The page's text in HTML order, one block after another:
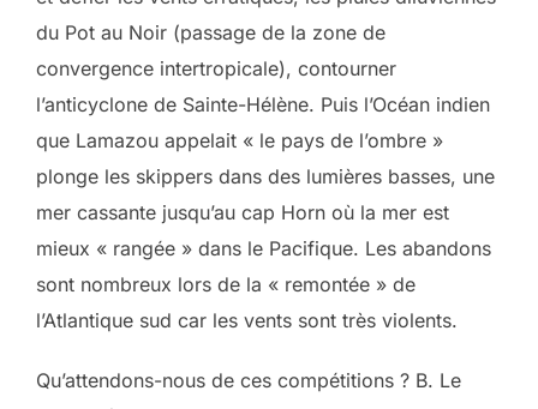
du Pot au Noir (passage de la zone de
convergence intertropicale), contourner
l’anticyclone de Sainte-Hélène. Puis l’Océan indien
que Lamazou appelait « le pays de l’ombre »
plonge les skippers dans des lumières basses, une
mer cassante jusqu’au cap Horn où la mer est
mieux « rangée » dans le Pacifique. Les abandons
sont nombreux lors de la « remontée » de
l’Atlantique sud car les vents sont très violents.
Qu’attendons-nous de ces compétitions ? B. Le